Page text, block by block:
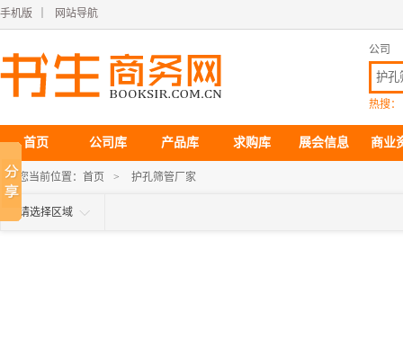
手机版 网站导航
公司
热搜：
首页 公司库 产品库 求购库 展会信息 商业
您当前位置： 首页 > 护孔筛管厂家
请选择区域